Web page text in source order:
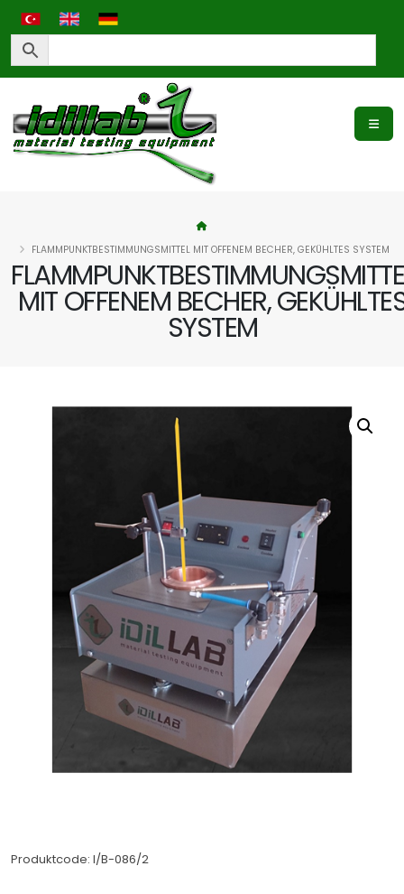
MIT OFFENEM BECHER,
SYSTEM
FLAMMPUNKTBESTIMMUNGSMITTEL MIT OFFENEM BECHER, GEKÜHLTES SYSTEM
Produktcode: I/B-086/2